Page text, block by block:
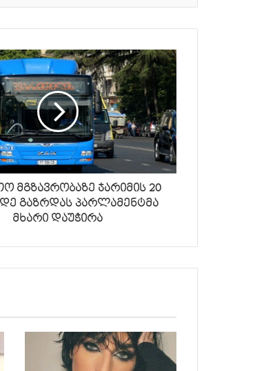
მგზავრობაზე ჯარიმის 20
გაზრდას პარლამენტმა
მხარი დაუჭირა